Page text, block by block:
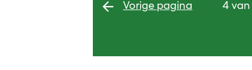
Vorige pagina 4 van